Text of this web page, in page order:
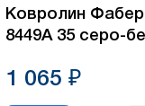
Ковролин
8449А 35 серо-
1 065 ₽